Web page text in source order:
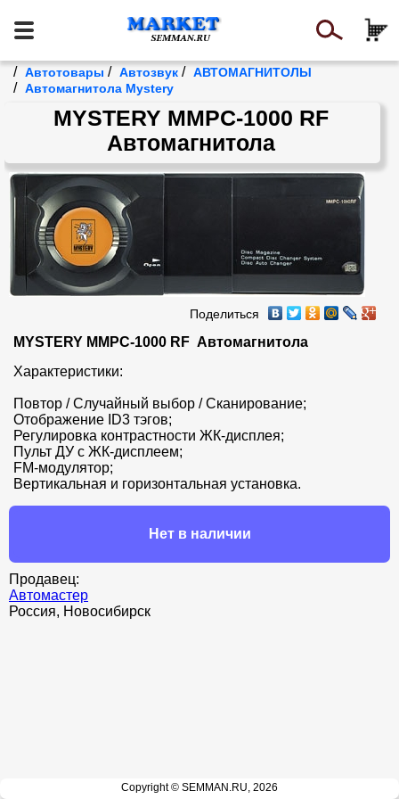
/ Автотовары / Автозвук / АВТОМАГНИТОЛЫ
/ Автомагнитола Mystery
MYSTERY MMPC-1000 RF
Автомагнитола
Поделиться
MYSTERY MMPC-1000 RF  Автомагнитола
Характеристики:
Повтор / Случайный выбор / Сканирование;
Отображение ID3 тэгов;
Регулировка контрастности ЖК-дисплея;
Пульт ДУ с ЖК-дисплеем;
FM-модулятор;
Вертикальная и горизонтальная установка.
Нет в наличии
Продавец:
Автомастер
Россия, Новосибирск
Copyright © SEMMAN.RU, 2026